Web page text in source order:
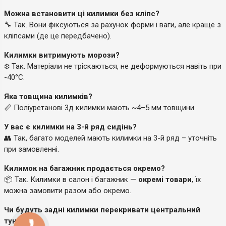
Можна встановити ці килимки без кліпс?
🔧 Так. Вони фіксуються за рахунок форми і ваги, але краще з
кліпсами (де це передбачено).
Килимки витримують морози?
❄️ Так. Матеріали не тріскаються, не деформуються навіть при
-40°C.
Яка товщина килимків?
📏 Поліуретанові 3д килимки мають ~4–5 мм товщини
У вас є килимки на 3-й ряд сидінь?
👥 Так, багато моделей мають килимки на 3-й ряд – уточніть
при замовленні.
Килимок на багажник продається окремо?
📦 Так. Килимки в салон і багажник — окремі товари, їх
можна замовити разом або окремо.
Чи будуть задні килимки перекривати центральний
тунель?